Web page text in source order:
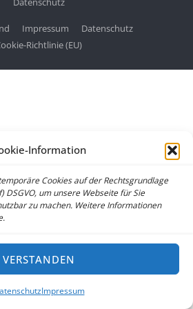
Information
Cookies auf der Rechtsgrundlage
DSGVO, um unsere Webseite für Sie
zu machen. Weitere Informationen
VERSTANDEN
Impressum
Impressum
Datenschutz
Richtlinie (EU)